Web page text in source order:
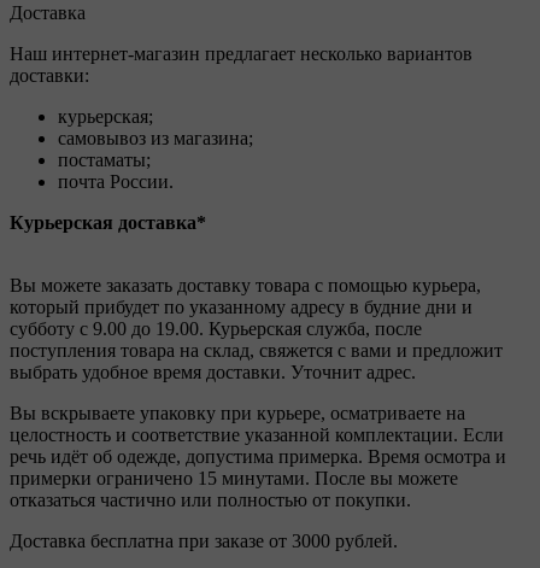
Доставка
Наш интернет-магазин предлагает несколько вариантов
доставки:
курьерская;
самовывоз из магазина;
постаматы;
почта России.
Курьерская доставка*
Вы можете заказать доставку товара с помощью курьера,
который прибудет по указанному адресу в будние дни и
субботу с 9.00 до 19.00. Курьерская служба, после
поступления товара на склад, свяжется с вами и предложит
выбрать удобное время доставки. Уточнит адрес.
Вы вскрываете упаковку при курьере, осматриваете на
целостность и соответствие указанной комплектации. Если
речь идёт об одежде, допустима примерка. Время осмотра и
примерки ограничено 15 минутами. После вы можете
отказаться частично или полностью от покупки.
Доставка бесплатна при заказе от 3000 рублей.